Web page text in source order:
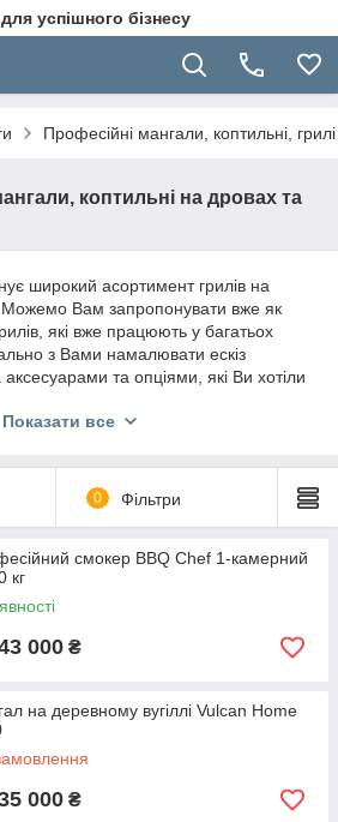
успішного бізнесу
Професійні мангали, коптильні,
коптильні на дровах та
широкий асортимент грилів на
Можемо Вам запропонувати вже як
які вже працюють у багатьох
з Вами намалювати ескіз
та опціями, які Ви хотіли
нашим менеджерам, вони готові
Показати все
0 Фільтри
смокер BBQ Chef 1-камерний
кг
000 ₴
на деревному вугіллі Vulcan Home
000 ₴